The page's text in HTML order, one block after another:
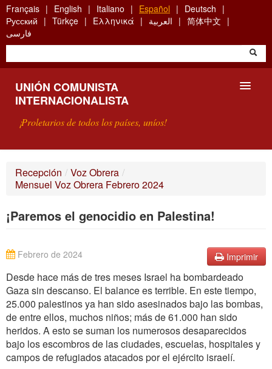
Skip
to
main
content
Français English Italiano Español
Deutsch
Русский
Türkçe Ελληνικά العربية
简体中文
فارسی
UNIÓN COMUNISTA
INTERNACIONALISTA
¡Proletarios de todos los países, uníos!
¿QUÉ ES LA UCI?
BÚSQUEDA
Recepción / Voz Obrera /
Mensuel Voz Obrera Febrero 2024
¡Paremos el genocidio en Palestina!
Imprimir
Febrero de 2024
Desde hace más de tres meses Israel ha bombardeado
Gaza sin descanso. El balance es terrible. En este tiempo,
25.000 palestinos ya han sido asesinados bajo las bombas,
de entre ellos, muchos niños; más de 61.000 han sido
heridos. A esto se suman los numerosos desaparecidos
bajo los escombros de las ciudades, escuelas, hospitales y
campos de refugiados atacados por el ejército israelí.